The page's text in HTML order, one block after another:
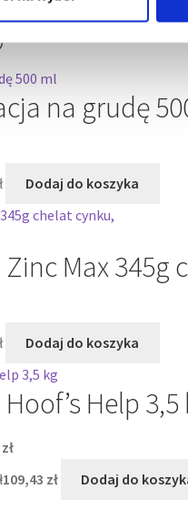
na grudę
Dodaj do koszyka
Zinc Max 345g
Dodaj do koszyka
Help 3,5
złAktualna
wynosi:
109,43 zł Dodaj do